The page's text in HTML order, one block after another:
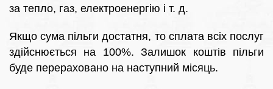
за тепло, газ, електроенергію і т. д.
Якщо сума пільги достатня, то сплата всіх послуг
здійснюється на 100%. Залишок коштів пільги
буде перераховано на наступний місяць.